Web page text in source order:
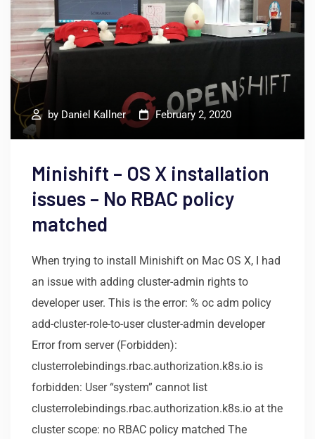
by Daniel Kallner February 2, 2020
Minishift – OS X installation
issues – No RBAC policy
matched
When trying to install Minishift on Mac OS X, I had
an issue with adding cluster-admin rights to
developer user. This is the error: % oc adm policy
add-cluster-role-to-user cluster-admin developer
Error from server (Forbidden):
clusterrolebindings.rbac.authorization.k8s.io is
forbidden: User “system” cannot list
clusterrolebindings.rbac.authorization.k8s.io at the
cluster scope: no RBAC policy matched The